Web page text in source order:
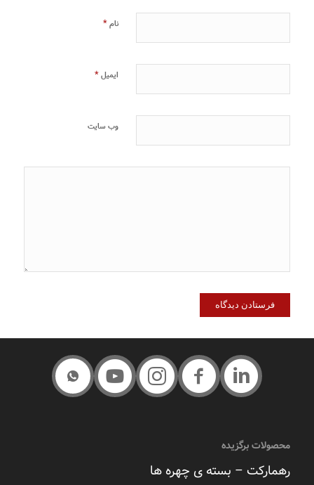
نام*
ایمیل*
وب‌ سایت
محصولات برگزیده
رهمارکت – بسته ی چهره ها